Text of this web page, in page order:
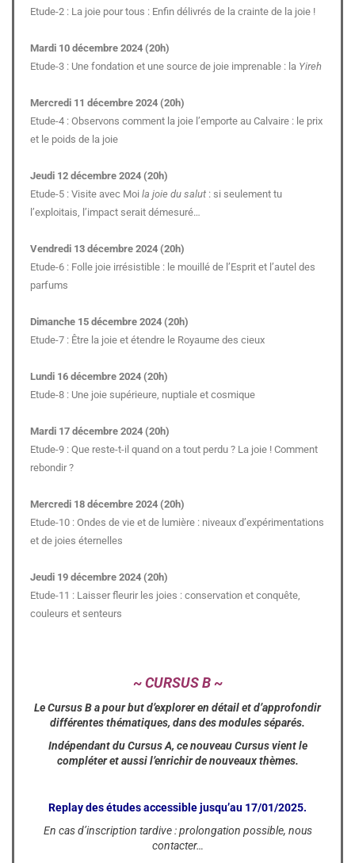
Etude-2 : La joie pour tous : Enfin délivrés de la crainte de la joie !
Mardi 10 décembre 2024 (20h)
Etude-3 : Une fondation et une source de joie imprenable : la Yireh
Mercredi 11 décembre 2024 (20h)
Etude-4 : Observons comment la joie l’emporte au Calvaire : le prix
et le poids de la joie
Jeudi 12 décembre 2024 (20h)
Etude-5 : Visite avec Moi la joie du salut : si seulement tu
l’exploitais, l’impact serait démesuré…
Vendredi 13 décembre 2024 (20h)
Etude-6 : Folle joie irrésistible : le mouillé de l’Esprit et l’autel des
parfums
Dimanche 15 décembre 2024 (20h)
Etude-7 : Être la joie et étendre le Royaume des cieux
Lundi 16 décembre 2024 (20h)
Etude-8 : Une joie supérieure, nuptiale et cosmique
Mardi 17 décembre 2024 (20h)
Etude-9 : Que reste-t-il quand on a tout perdu ? La joie ! Comment
rebondir ?
Mercredi 18 décembre 2024 (20h)
Etude-10 : Ondes de vie et de lumière : niveaux d’expérimentations
et de joies éternelles
Jeudi 19 décembre 2024 (20h)
Etude-11 : Laisser fleurir les joies : conservation et conquête,
couleurs et senteurs
~ CURSUS B ~
Le Cursus B a pour but d’explorer en détail et d’approfondir
différentes thématiques, dans des modules séparés.
Indépendant du Cursus A, ce nouveau Cursus vient le
compléter et aussi l’enrichir de nouveaux thèmes.
Replay des études accessible jusqu’au 17/01/2025.
En cas d’inscription tardive : prolongation possible, nous
contacter…